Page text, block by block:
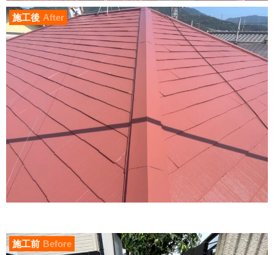
施工後 After
施工前 Before